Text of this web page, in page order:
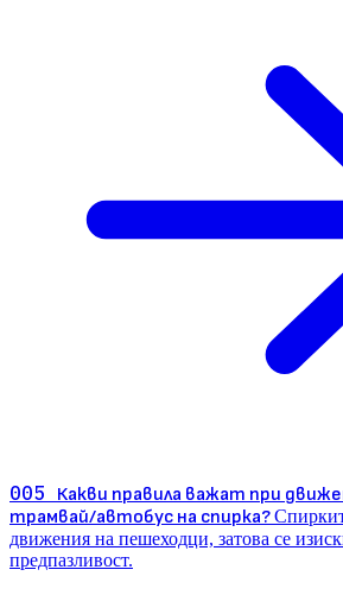
005 Какви правила важат при
трамвай/автобус на спирка?
движения на пешеходци, затова се
предпазливост.